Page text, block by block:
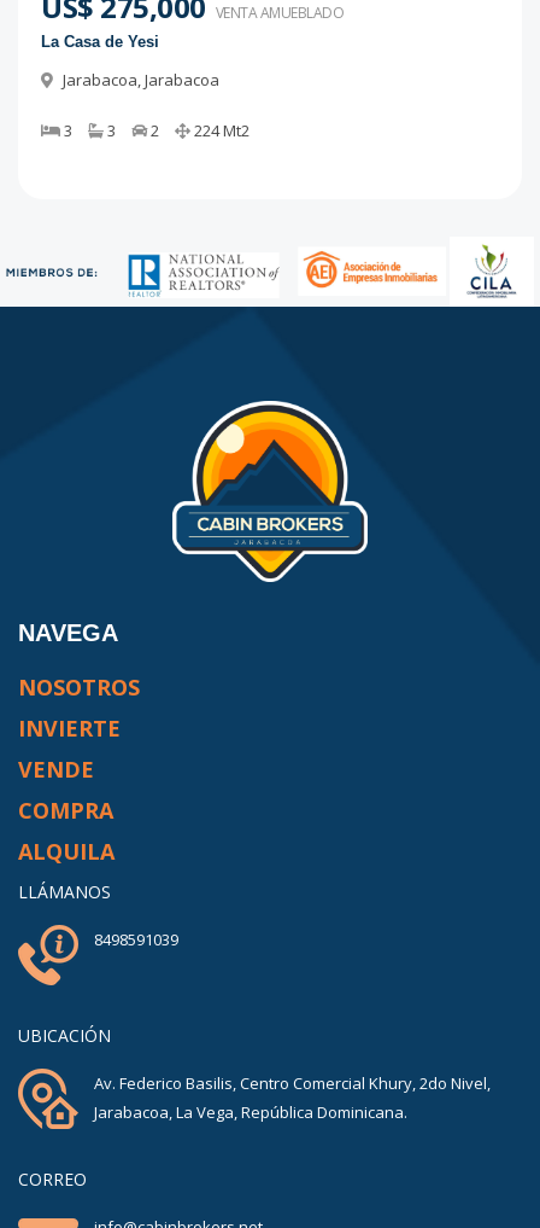
VENTA AMUEBLADO
La Casa de Yesi
Jarabacoa,Jarabacoa
3 3 2 224Mt2
NAVEGA
NOSOTROS
INVIERTE
VENDE
COMPRA
ALQUILA
LLÁMANOS
8498591039
UBICACIÓN
Av. Federico Basilis, Centro Comercial Khury, 2do Nivel,
Jarabacoa, La Vega, República Dominicana.
CORREO